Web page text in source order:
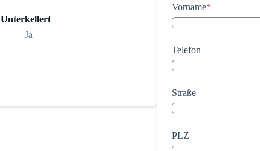
Unterkellert
Ja
Vorname*
Telefon
Straße
PLZ